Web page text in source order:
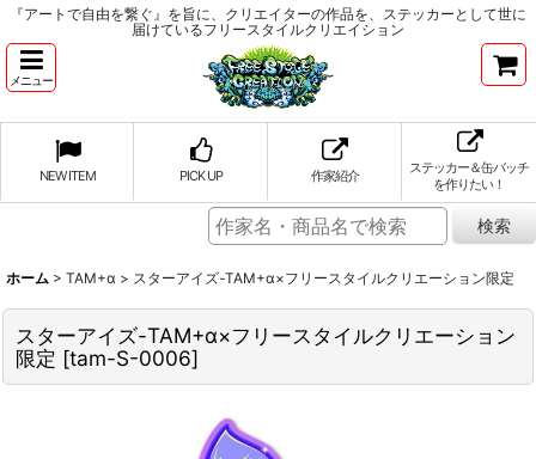
『アートで自由を繋ぐ』を旨に、クリエイターの作品を、ステッカーとして世に
届けているフリースタイルクリエイション
メニュー
NEW ITEM PICK UP 作家紹介
ステッカー＆缶バッチ
を作りたい！
ホーム > TAM+α > スターアイズ-TAM+α×フリースタイルクリエーション限定
スターアイズ-TAM+α×フリースタイルクリエーション
限定 [tam-S-0006]